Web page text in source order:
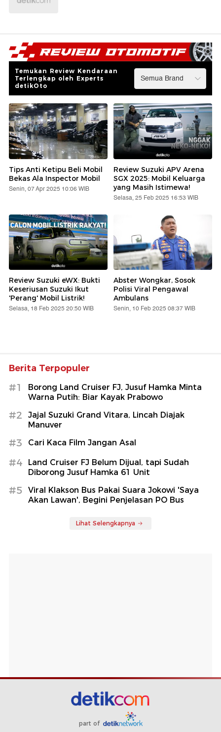
Temukan Review Kendaraan
Terlengkap oleh Experts
detikOto
Tips Anti Ketipu Beli Mobil
Bekas Ala Inspector Mobil
Senin, 07 Apr 2025 10:06 WIB
Review Suzuki APV Arena
SGX 2025: Mobil Keluarga
yang Masih Istimewa!
Selasa, 25 Feb 2025 16:53 WIB
Review Suzuki eWX: Bukti
Keseriusan Suzuki Ikut
'Perang' Mobil Listrik!
Selasa, 18 Feb 2025 20:50 WIB
Abster Wongkar, Sosok
Polisi Viral Pengawal
Ambulans
Senin, 10 Feb 2025 08:37 WIB
Berita Terpopuler
#1
Borong Land Cruiser FJ, Jusuf Hamka Minta
Warna Putih: Biar Kayak Prabowo
#2
Jajal Suzuki Grand Vitara, Lincah Diajak
Manuver
#3 Cari Kaca Film Jangan Asal
#4
Land Cruiser FJ Belum Dijual, tapi Sudah
Diborong Jusuf Hamka 61 Unit
#5
Viral Klakson Bus Pakai Suara Jokowi 'Saya
Akan Lawan', Begini Penjelasan PO Bus
Lihat Selengkapnya
part of